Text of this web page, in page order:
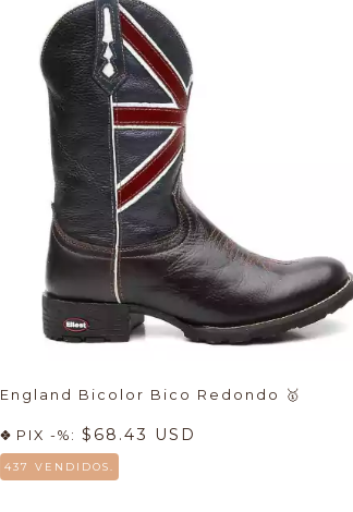
England Bicolor Bico Redondo 🥇
PIX -%: $68.43 USD
437 VENDIDOS.